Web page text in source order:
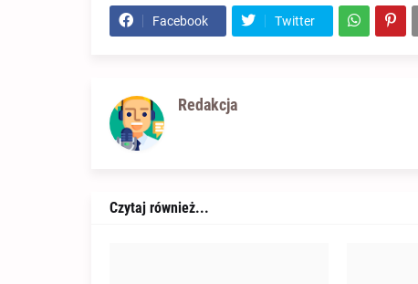
Facebook Twitter
Redakcja
Czytaj również...